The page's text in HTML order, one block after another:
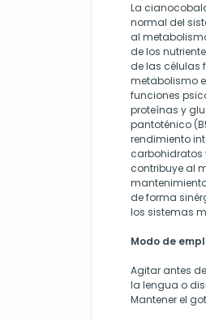
La
normal del
al
de los
de las células
metabolismo
funciones
proteínas y
pantoténico
rendimiento
carbohidratos
contribuye al
de forma
los sistemas
Modo de
Agitar antes
la lengua o
Mantener el